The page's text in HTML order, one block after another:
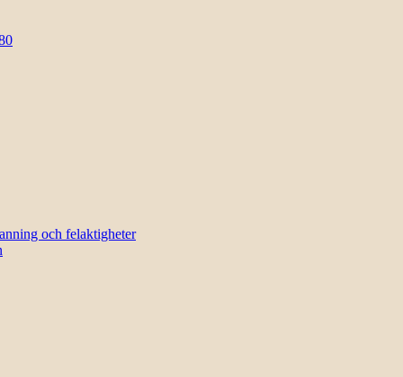
och felaktigheter